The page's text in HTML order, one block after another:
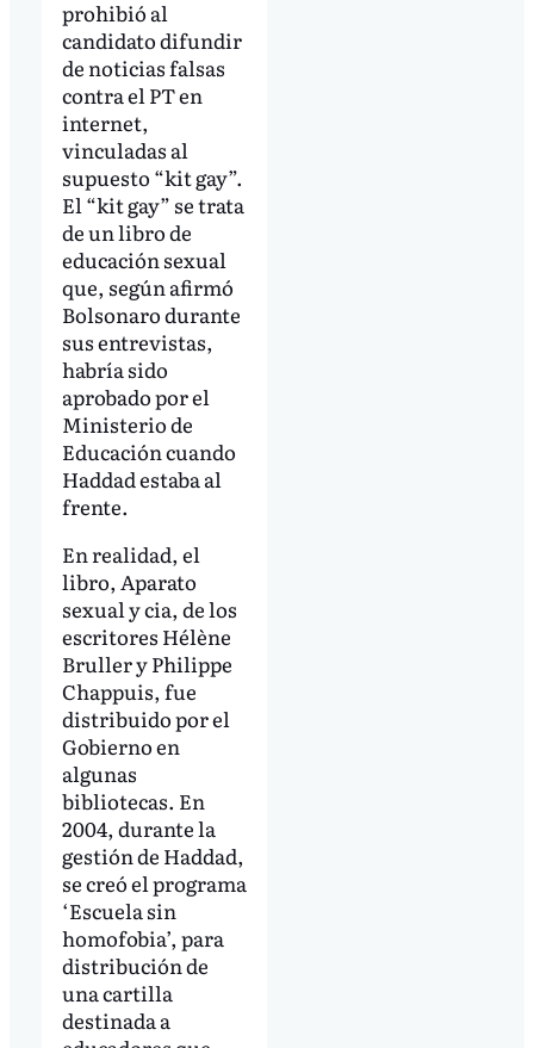
prohibió al
candidato difundir
de noticias falsas
contra el PT en
internet,
vinculadas al
supuesto “kit gay”.
El “kit gay” se trata
de un libro de
educación sexual
que, según afirmó
Bolsonaro durante
sus entrevistas,
habría sido
aprobado por el
Ministerio de
Educación cuando
Haddad estaba al
frente.
En realidad, el
libro, Aparato
sexual y cia, de los
escritores Hélène
Bruller y Philippe
Chappuis, fue
distribuido por el
Gobierno en
algunas
bibliotecas. En
2004, durante la
gestión de Haddad,
se creó el programa
‘Escuela sin
homofobia’, para
distribución de
una cartilla
destinada a